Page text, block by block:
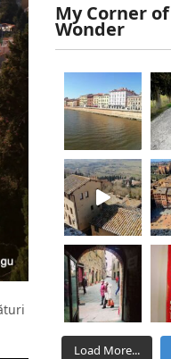
My Corner
Wonder
Load More...